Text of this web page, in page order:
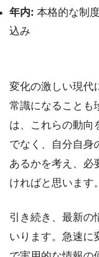
年内: 本格的な制
込み
変化の激しい現代
常識になることも
は、これらの動向
でなく、自分自身
あるかを考え、必
ければと思います。
引き続き、最新の
いります。急速に